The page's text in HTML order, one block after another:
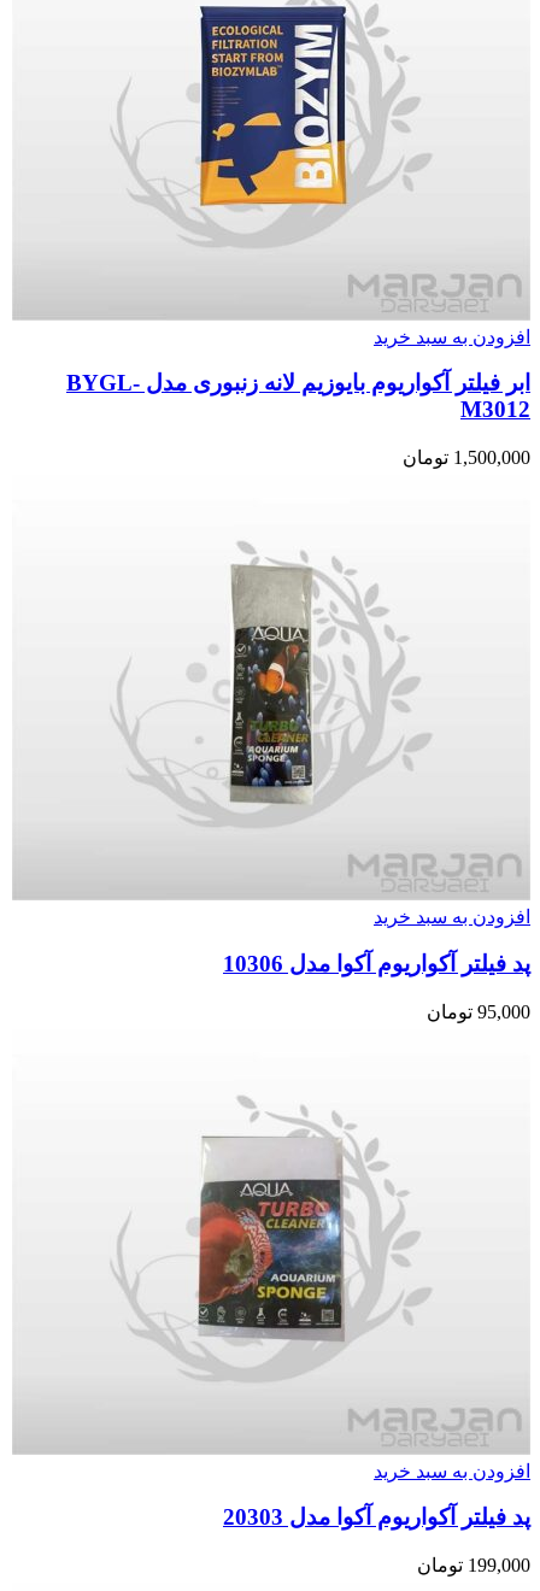
افزودن به سبد خرید
ابر فیلتر آکواریوم بایوزیم لانه زنبوری مدل BYGL-
M3012
1,500,000 تومان
افزودن به سبد خرید
پد فیلتر آکواریوم آکوا مدل 10306
95,000 تومان
افزودن به سبد خرید
پد فیلتر آکواریوم آکوا مدل 20303
199,000 تومان